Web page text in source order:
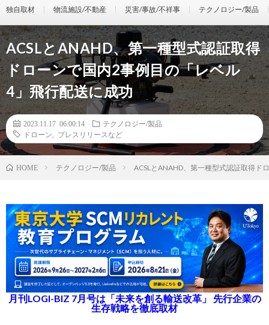
独自取材 物流施設/不動産 災害/事故/不祥事 テクノロジー/製品
ACSLとANAHD、第一種型式認証取得
ドローンで国内2事例目の「レベル
4」飛行配送に成功
2023.11.17 06:00:14
テクノロジー/製品
ドローン
プレスリリースなど
HOME テクノロジー/製品 ACSLとANAHD、第一種型式認証取得ド
月刊LOGI-BIZ 7月号は「未来を創る輸送改革」 先行企業の
生存戦略を徹底取材